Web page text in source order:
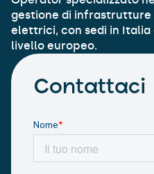
gestione di
elettrici, con sedi in Italia
livello europeo.
Contattaci